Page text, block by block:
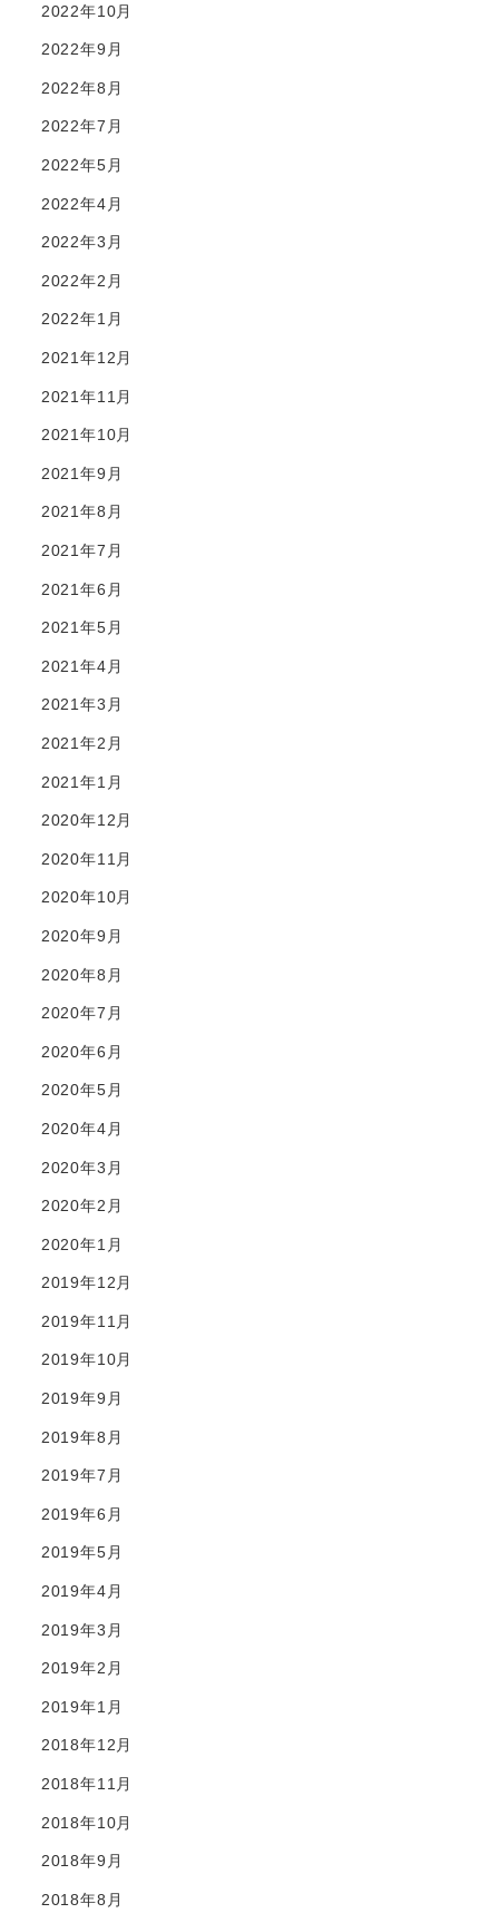
2022年10月
2022年9月
2022年8月
2022年7月
2022年5月
2022年4月
2022年3月
2022年2月
2022年1月
2021年12月
2021年11月
2021年10月
2021年9月
2021年8月
2021年7月
2021年6月
2021年5月
2021年4月
2021年3月
2021年2月
2021年1月
2020年12月
2020年11月
2020年10月
2020年9月
2020年8月
2020年7月
2020年6月
2020年5月
2020年4月
2020年3月
2020年2月
2020年1月
2019年12月
2019年11月
2019年10月
2019年9月
2019年8月
2019年7月
2019年6月
2019年5月
2019年4月
2019年3月
2019年2月
2019年1月
2018年12月
2018年11月
2018年10月
2018年9月
2018年8月